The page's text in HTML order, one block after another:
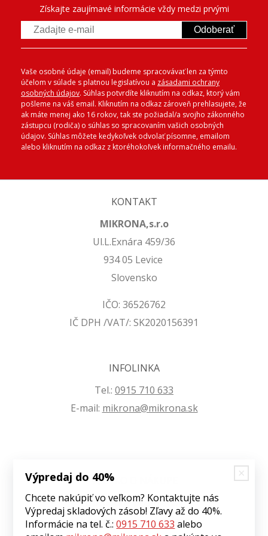
Získajte zaujímavé informácie vždy medzi prvými
Odoberať
Vaše osobné údaje (email) budeme spracovávať len za týmto
účelom v súlade s platnou legislatívou a zásadami ochrany
osobných údajov. Súhlas potvrdíte kliknutím na odkaz, ktorý vám
pošleme na váš email. Kliknutím na odkaz zároveň prehlasujete, že
ak máte menej ako 16 rokov, tak ste požiadal/a svojho zákonného
zástupcu (rodiča) o súhlas so spracovaním vašich osobných
údajov. Súhlas môžete kedykoľvek odvolať písomne, emailom
alebo kliknutím na odkaz z ktoréhokoľvek informačného emailu.
KONTAKT
MIKRONA,s.r.o
Ul.L.Exnára 459/36
934 05 Levice
Slovensko
IČO: 36526762
IČ DPH /VAT/: SK2020156391
INFOLINKA
Tel.: 0915 710 633
E-mail: mikrona@mikrona.sk
VŠETKO O NÁKUPE
Obchodné podmienky
Ochrana osobných údajov
Výpredaj do 40%
Chcete nakúpiť vo veľkom? Kontaktujte nás
Výpredaj skladových zásob! Zľavy až do 40%.
Informácie na tel. č.:0915 710 633 alebo